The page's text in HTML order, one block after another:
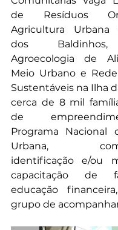
de Resíduos
Agricultura Urbana
dos Baldinhos,
Agroecologia de
Meio Urbano e
Sustentáveis na Ilha
cerca de 8 mil
de
Programa Nacional
Urbana,
identificação e/ou
capacitação de
educação
grupo de